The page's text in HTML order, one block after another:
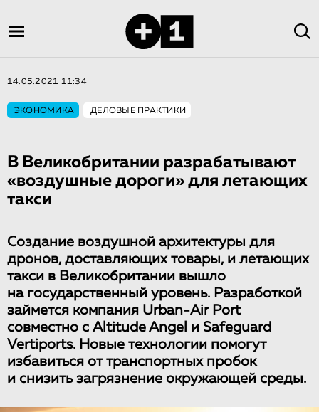
14.05.2021 11:34
ЭКОНОМИКА ДЕЛОВЫЕ ПРАКТИКИ
В Великобритании разрабатывают
«воздушные дороги» для летающих
такси
Создание воздушной архитектуры для
дронов, доставляющих товары, и летающих
такси в Великобритании вышло
на государственный уровень. Разработкой
займется компания Urban-Air Port
совместно с Altitude Angel и Safeguard
Vertiports. Новые технологии помогут
избавиться от транспортных пробок
и снизить загрязнение окружающей среды.